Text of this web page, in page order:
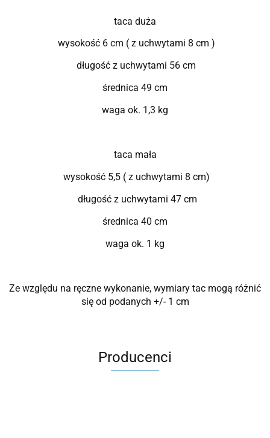
taca duża
wysokość 6 cm ( z uchwytami 8 cm )
długość z uchwytami 56 cm
średnica 49 cm
waga ok. 1,3 kg
taca mała
wysokość 5,5 ( z uchwytami 8 cm)
długość z uchwytami 47 cm
średnica 40 cm
waga ok. 1 kg
Ze względu na ręczne wykonanie, wymiary tac mogą różnić
się od podanych +/- 1 cm
Producenci